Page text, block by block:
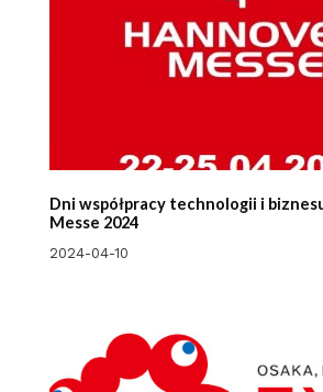
Dni współpracy technologii i
Messe 2024
2024-04-10